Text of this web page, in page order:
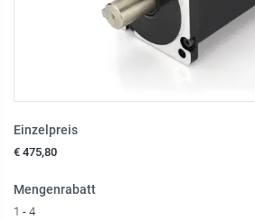
Einzelpreis
€ 475,80
Mengenrabatt
1 - 4